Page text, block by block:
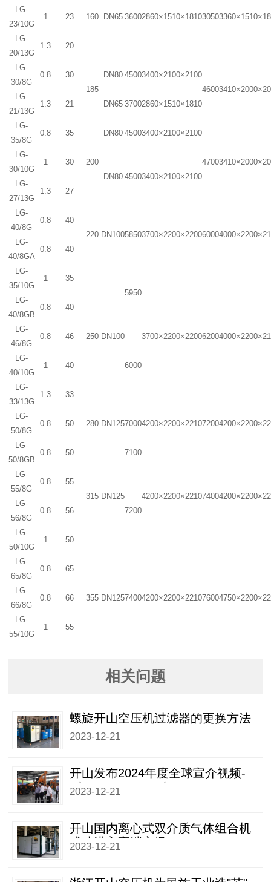
160 DN65 36002860×1510×18103050
LG-
23/10G
1 23
LG-
20/13G
1.3 20
LG-
30/8G
0.8
30
185
DN80 45003400×2100×2100
4600
LG-
21/13G
1.3 21 DN65 37002860×1510×1810
LG-
35/8G
0.8 35
200
DN80 45003400×2100×2100
4700
LG-
30/10G
1
30
DN80 45003400×2100×2100
LG-
27/13G
1.3 27
LG-
40/8G
0.8
40
220 DN10058503700×2200×22006000
LG-
40/8GA
0.8 40
LG-
35/10G
1 35
250 DN100
5950
3700×2200×22006200
LG-
40/8GB
0.8 40
LG-
46/8G
0.8 46
6000
LG-
40/10G
1 40
LG-
33/13G
1.3 33
LG-
50/8G
0.8 50 280 DN12570004200×2200×22107200
LG-
50/8GB
0.8 50
315 DN125
7100
4200×2200×22107400
LG-
55/8G
0.8 55
7200
LG-
56/8G
0.8 56
LG-
50/10G
1 50
LG-
65/8G
0.8 65
355 DN12574004200×2200×22107600
LG-
66/8G
0.8 66
LG-
55/10G
1 55
相关问题
螺旋开山空压机过滤器的更换方法
2023-12-21
开山发布2024年度全球宣介视频-
《ONE KAISHAN》
2023-12-21
开山国内离心式双介质气体组合机
成功进入高端市场
2023-12-21